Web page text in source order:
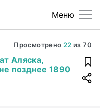
Меню
Просмотрено 22 из70
Аляска,
позднее 1890